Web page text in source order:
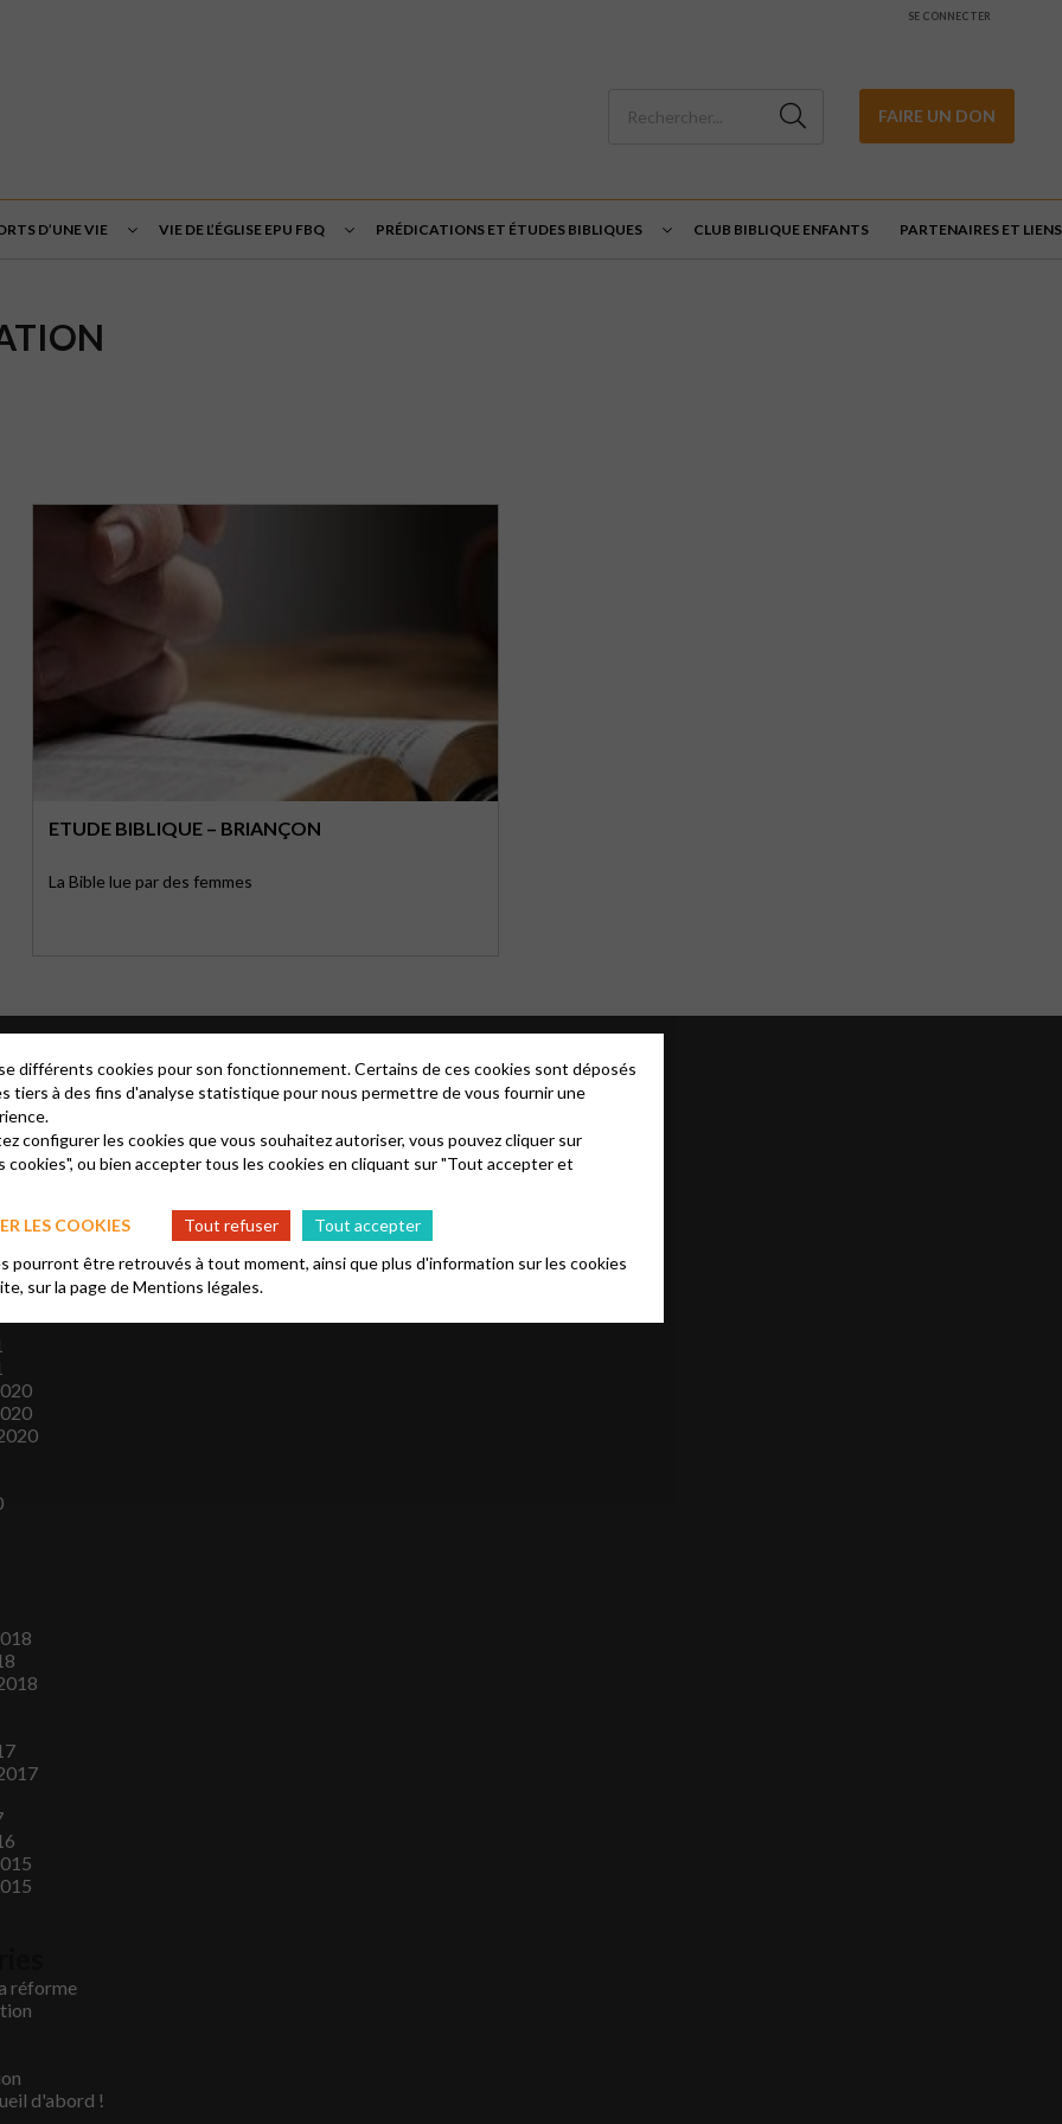
SE CONNECTER
FAIRE UN DON
D’UNE VIE VIE DE L’ÉGLISE EPU FBQ PRÉDICATIONS ET ÉTUDES BIBLIQUES CLUB BIBLIQUE ENFANTS PARTENAIRES ET
ETUDE BIBLIQUE – BRIANÇON
La Bible lue par des femmes
réforme
d'abord !
différents cookies pour son fonctionnement. Certains de ces cookies sont déposés
tiers à des fins d'analyse statistique pour nous permettre de vous fournir une
configurer les cookies que vous souhaitez autoriser, vous pouvez cliquer sur
cookies", ou bien accepter tous les cookies en cliquant sur "Tout accepter et
LES COOKIES
Tout refuser
Tout accepter
pourront être retrouvés à tout moment, ainsi que plus d'information sur les cookies
sur la page deMentions légales.